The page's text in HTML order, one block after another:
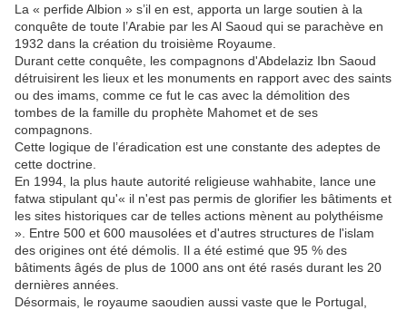
La « perfide Albion » s’il en est, apporta un large soutien à la
conquête de toute l’Arabie par les Al Saoud qui se parachève en
1932 dans la création du troisième Royaume.
Durant cette conquête, les compagnons d'Abdelaziz Ibn Saoud
détruisirent les lieux et les monuments en rapport avec des saints
ou des imams, comme ce fut le cas avec la démolition des
tombes de la famille du prophète Mahomet et de ses
compagnons.
Cette logique de l’éradication est une constante des adeptes de
cette doctrine.
En 1994, la plus haute autorité religieuse wahhabite, lance une
fatwa stipulant qu'« il n'est pas permis de glorifier les bâtiments et
les sites historiques car de telles actions mènent au polythéisme
». Entre 500 et 600 mausolées et d'autres structures de l'islam
des origines ont été démolis. Il a été estimé que 95 % des
bâtiments âgés de plus de 1000 ans ont été rasés durant les 20
dernières années.
Désormais, le royaume saoudien aussi vaste que le Portugal,